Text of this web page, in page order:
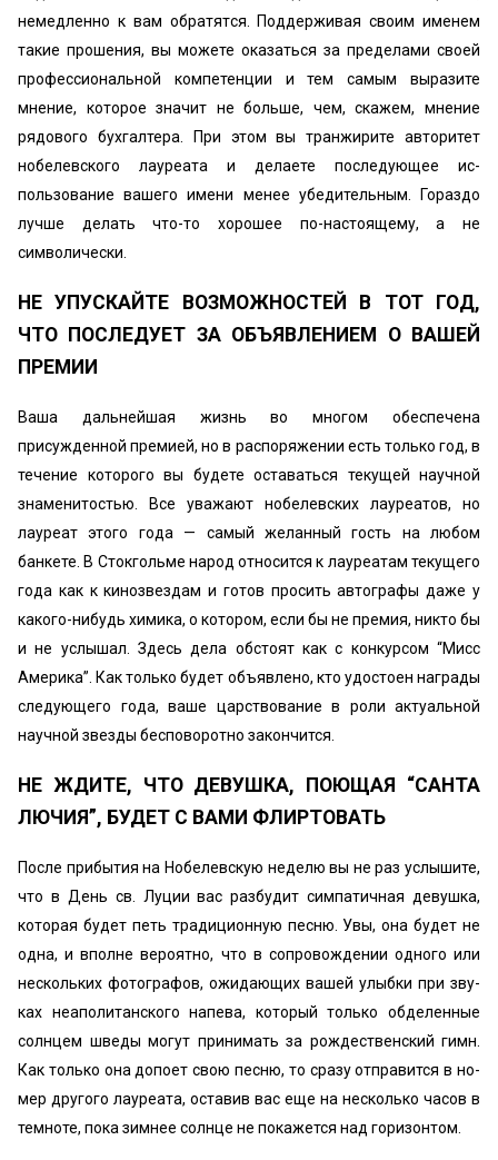
немедленно к вам обратят­ся. Поддерживая своим именем
такие прошения, вы можете оказаться за пределами своей
профессиональной компетенции и тем самым выразите
мнение, которое значит не больше, чем, скажем, мнение
рядового бухгалтера. При этом вы транжири­те авторитет
нобелевского лауреата и делаете последующее ис­
пользование вашего имени менее убедительным. Гораздо
луч­ше делать что-то хорошее по-настоящему, а не
символически.
НЕ УПУСКАЙТЕ ВОЗМОЖНОСТЕЙ В ТОТ ГОД,
ЧТО ПОСЛЕДУЕТ ЗА ОБЪЯВЛЕНИЕМ О ВАШЕЙ
ПРЕМИИ
Ваша дальнейшая жизнь во многом обеспечена
присужденной премией, но в распоряжении есть только год, в
течение кото­рого вы будете оставаться текущей научной
знаменитостью. Все уважают нобелевских лауреатов, но
лауреат этого года — самый желанный гость на любом
банкете. В Стокгольме народ относится к лауреатам текущего
года как к кинозвездам и готов просить автографы даже у
какого-нибудь химика, о котором, если бы не премия, никто бы
и не услышал. Здесь дела обстоят как с конкурсом “Мисс
Америка”. Как только будет объявлено, кто удостоен награды
следующего года, ваше царствование в роли актуальной
научной звезды бесповоротно закончится.
НЕ ЖДИТЕ, ЧТО ДЕВУШКА, ПОЮЩАЯ “САНТА
ЛЮЧИЯ”, БУДЕТ С ВАМИ ФЛИРТОВАТЬ
После прибытия на Нобелевскую неделю вы не раз услыши­те,
что в День св. Луции вас разбудит симпатичная девушка,
которая будет петь традиционную песню. Увы, она будет не
одна, и вполне вероятно, что в сопровождении одного или
нескольких фотографов, ожидающих вашей улыбки при зву­
ках неаполитанского напева, который только обделенные
солнцем шведы могут принимать за рождественский гимн.
Как только она допоет свою песню, то сразу отправится в но­
мер другого лауреата, оставив вас еще на несколько часов в
темноте, пока зимнее солнце не покажется над горизонтом.